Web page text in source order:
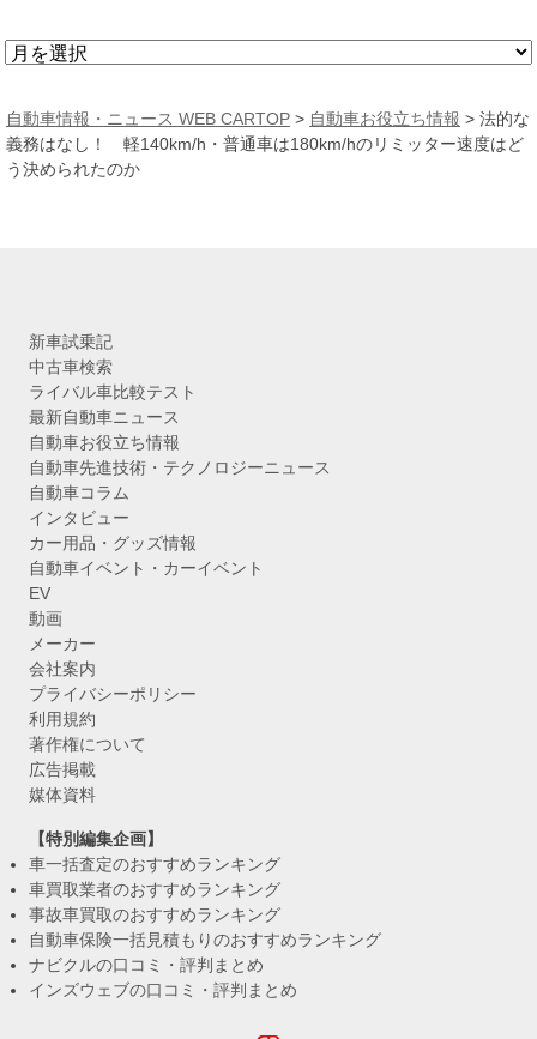
ア
カ
イ
ブ
自動車情報・ニュース WEB CARTOP > 自動車お役立ち情報 > 法的な
義務はなし！ 軽140km/h・普通車は180km/hのリミッター速度はど
う決められたのか
新車試乗記
中古車検索
ライバル車比較テスト
最新自動車ニュース
自動車お役立ち情報
自動車先進技術・テクノロジーニュース
自動車コラム
インタビュー
カー用品・グッズ情報
自動車イベント・カーイベント
EV
動画
メーカー
会社案内
プライバシーポリシー
利用規約
著作権について
広告掲載
媒体資料
【特別編集企画】
車一括査定のおすすめランキング
車買取業者のおすすめランキング
事故車買取のおすすめランキング
自動車保険一括見積もりのおすすめランキング
ナビクルの口コミ・評判まとめ
インズウェブの口コミ・評判まとめ